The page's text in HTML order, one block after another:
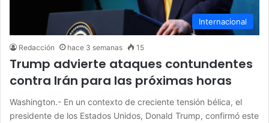
Internacional
Redacción hace 3 semanas 15
Trump advierte ataques contundentes
contra Irán para las próximas horas
Washington.- En un contexto de creciente tensión bélica, el
presidente de los Estados Unidos, Donald Trump, confirmó este